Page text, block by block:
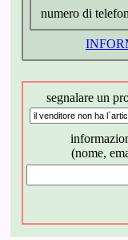
numero di
segnalare un
(nome,